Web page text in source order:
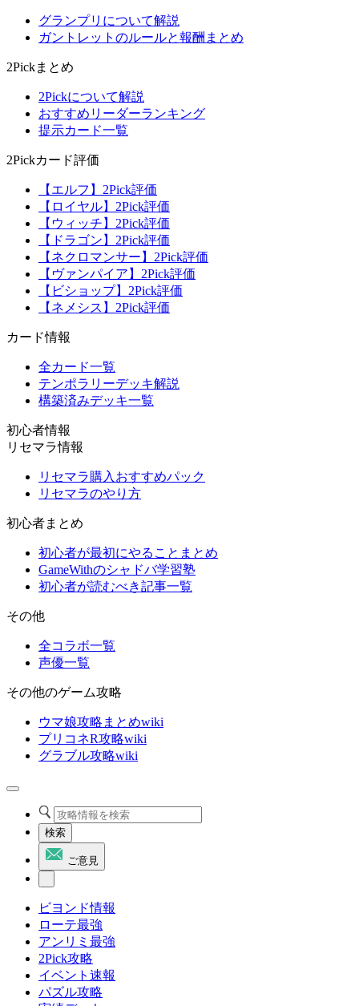
グランプリについて解説
ガントレットのルールと報酬まとめ
2Pickまとめ
2Pickについて解説
おすすめリーダーランキング
提示カード一覧
2Pickカード評価
【エルフ】2Pick評価
【ロイヤル】2Pick評価
【ウィッチ】2Pick評価
【ドラゴン】2Pick評価
【ネクロマンサー】2Pick評価
【ヴァンパイア】2Pick評価
【ビショップ】2Pick評価
【ネメシス】2Pick評価
カード情報
全カード一覧
テンポラリーデッキ解説
構築済みデッキ一覧
初心者情報
リセマラ情報
リセマラ購入おすすめパック
リセマラのやり方
初心者まとめ
初心者が最初にやることまとめ
GameWithのシャドバ学習塾
初心者が読むべき記事一覧
その他
全コラボ一覧
声優一覧
その他のゲーム攻略
ウマ娘攻略まとめwiki
プリコネR攻略wiki
グラブル攻略wiki
検索
ご意見
ビヨンド情報
ローテ最強
アンリミ最強
2Pick攻略
イベント速報
パズル攻略